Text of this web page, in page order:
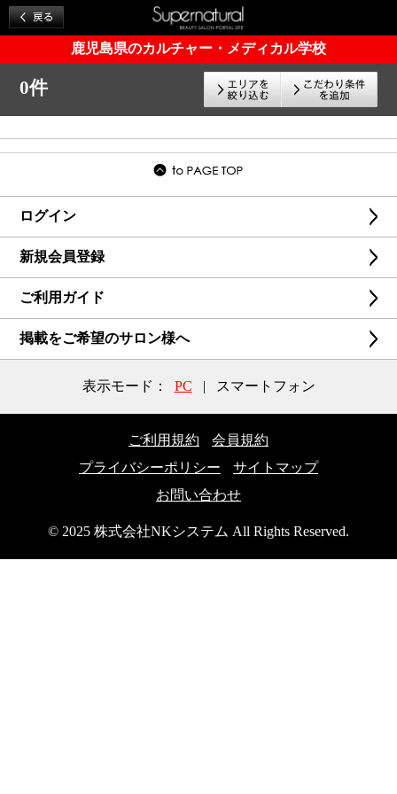
鹿児島県のカルチャー・メディカル学校
0件
ログイン
新規会員登録
ご利用ガイド
掲載をご希望のサロン様へ
表示モード： PC | スマートフォン
ご利用規約
会員規約
プライバシーポリシー
サイトマップ
お問い合わせ
© 2025 株式会社NKシステム All Rights Reserved.